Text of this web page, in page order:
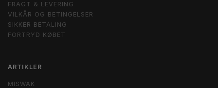
FRAGT & LEVERING
VILKÅR OG BETINGELSER
SIKKER BETALING
FORTRYD KØBET
ARTIKLER
MISWAK